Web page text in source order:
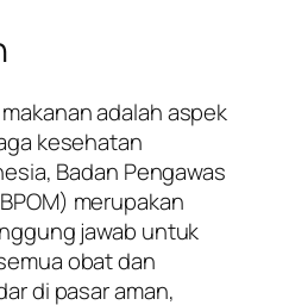
adalah aspek
kesehatan
Badan Pengawas
merupakan
jawab untuk
obat dan
di pasar aman,